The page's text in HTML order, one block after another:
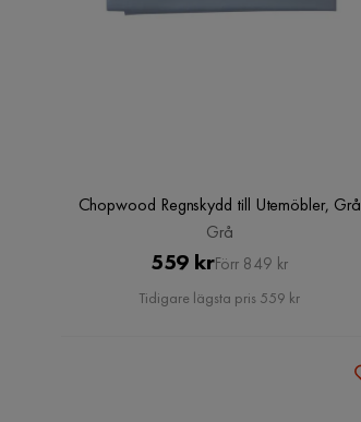
Chopwood Regnskydd till Utemöbler, Grå
Grå
Pris
559 krOriginal
Pris
Förr 849 kr
Tidigare lägsta pris 559 kr